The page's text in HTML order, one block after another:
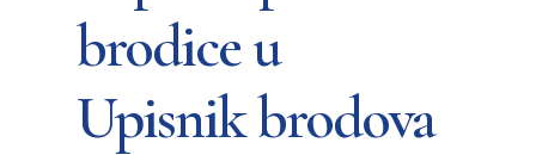
brodice u
Upisnik brodova